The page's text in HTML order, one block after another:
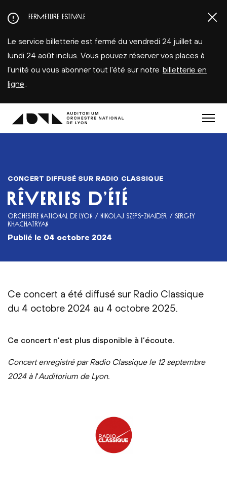
au
principal
FERMETURE ESTIVALE
Le service billetterie est fermé du vendredi 24 juillet au
lundi 24 août inclus. Vous pouvez réserver vos places à
l’unité ou vous abonner tout l'été sur notre billetterie en
ligne
Menu
CONCERT DIFFUSÉ SUR RADIO CLASSIQUE
RÊVERIES D’ÉTÉ
ORCHESTRE NATIONAL DE LYON / NIKOLAJ SZEPS-ZNAIDER / SERGEY
KHACHATRYAN
publié le 04 octobre 2024
Ce concert a été diffusé sur Radio Classique
du 4 octobre 2024 au 4 octobre 2025.
Ce concert n’est plus disponible à l’écoute.
Concert enregistré par Radio Classique le 12 septembre
2024 à l’Auditorium de Lyon.